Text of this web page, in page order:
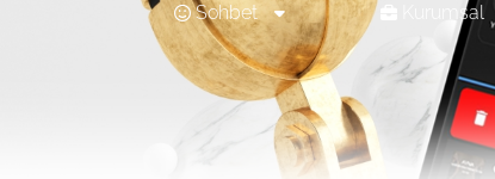
Sohbet Kurumsal